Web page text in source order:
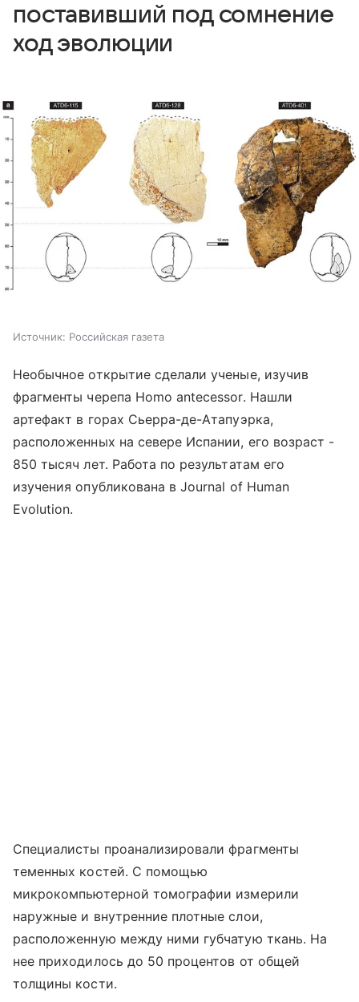
поставивший под сомнение
ход эволюции
Источник: Российская газета
Необычное открытие сделали ученые, изучив
фрагменты черепа Homo antecessor. Нашли
артефакт в горах Сьерра-де-Атапуэрка,
расположенных на севере Испании, его возраст -
850 тысяч лет. Работа по результатам его
изучения опубликована в Journal of Human
Evolution.
Специалисты проанализировали фрагменты
теменных костей. С помощью
микрокомпьютерной томографии измерили
наружные и внутренние плотные слои,
расположенную между ними губчатую ткань. На
нее приходилось до 50 процентов от общей
толщины кости.